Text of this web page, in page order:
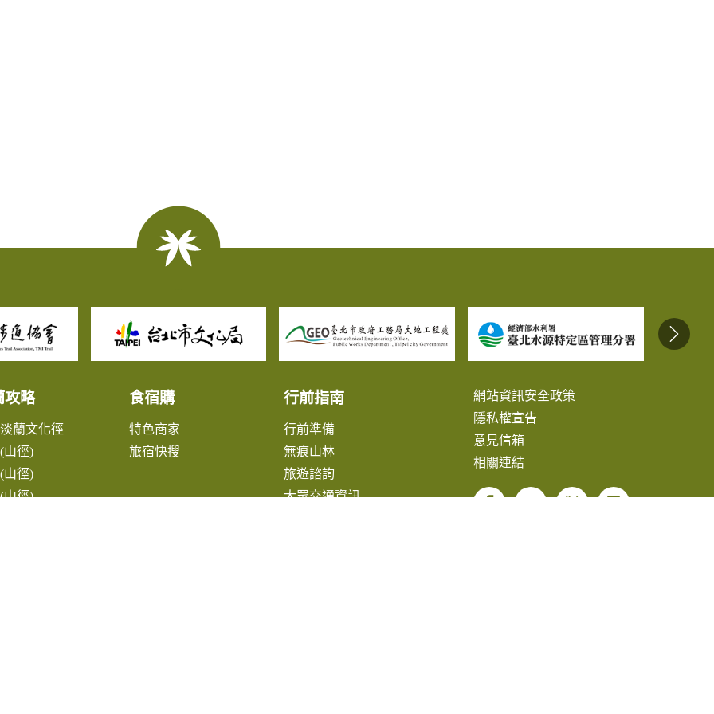
攻略
蘭文化徑
山徑)
山徑)
山徑)
食宿購
特色商家
旅宿快搜
行前指南
行前準備
無痕山林
旅遊諮詢
大眾交通資訊
網站資訊安全政策
隱私權宣告
意見信箱
相關連結
FacebookLine Twitter Plurk